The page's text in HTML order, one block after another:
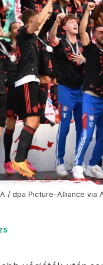
/ dpa Picture-Alliance via